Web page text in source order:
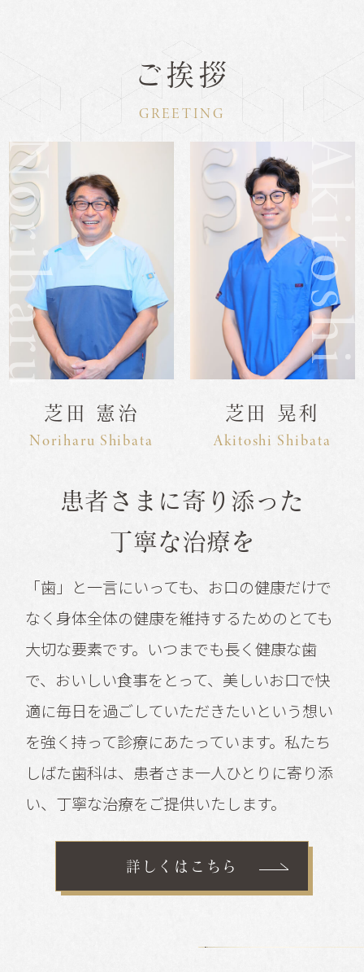
ご挨拶
GREETING
芝田 憲治
Noriharu Shibata
患者さまに寄り添った
丁寧な治療を
「歯」と一言にいっても、お口の健康だけで
なく身体全体の健康を維持するためのとても
大切な要素です。いつまでも長く健康な歯
で、おいしい食事をとって、美しいお口で快
適に毎日を過ごしていただきたいという想い
を強く持って診療にあたっています。私たち
しばた歯科は、患者さま一人ひとりに寄り添
い、丁寧な治療をご提供いたします。
詳しくはこちら
芝田 晃利
Akitoshi Shibata